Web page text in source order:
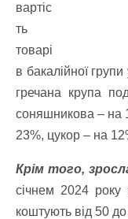
вартіс
ть
товарі
в бакалійної
гречана крупа
соняшникова – на
23%, цукор – на
Крім того,
січнем 2024
коштують від 50